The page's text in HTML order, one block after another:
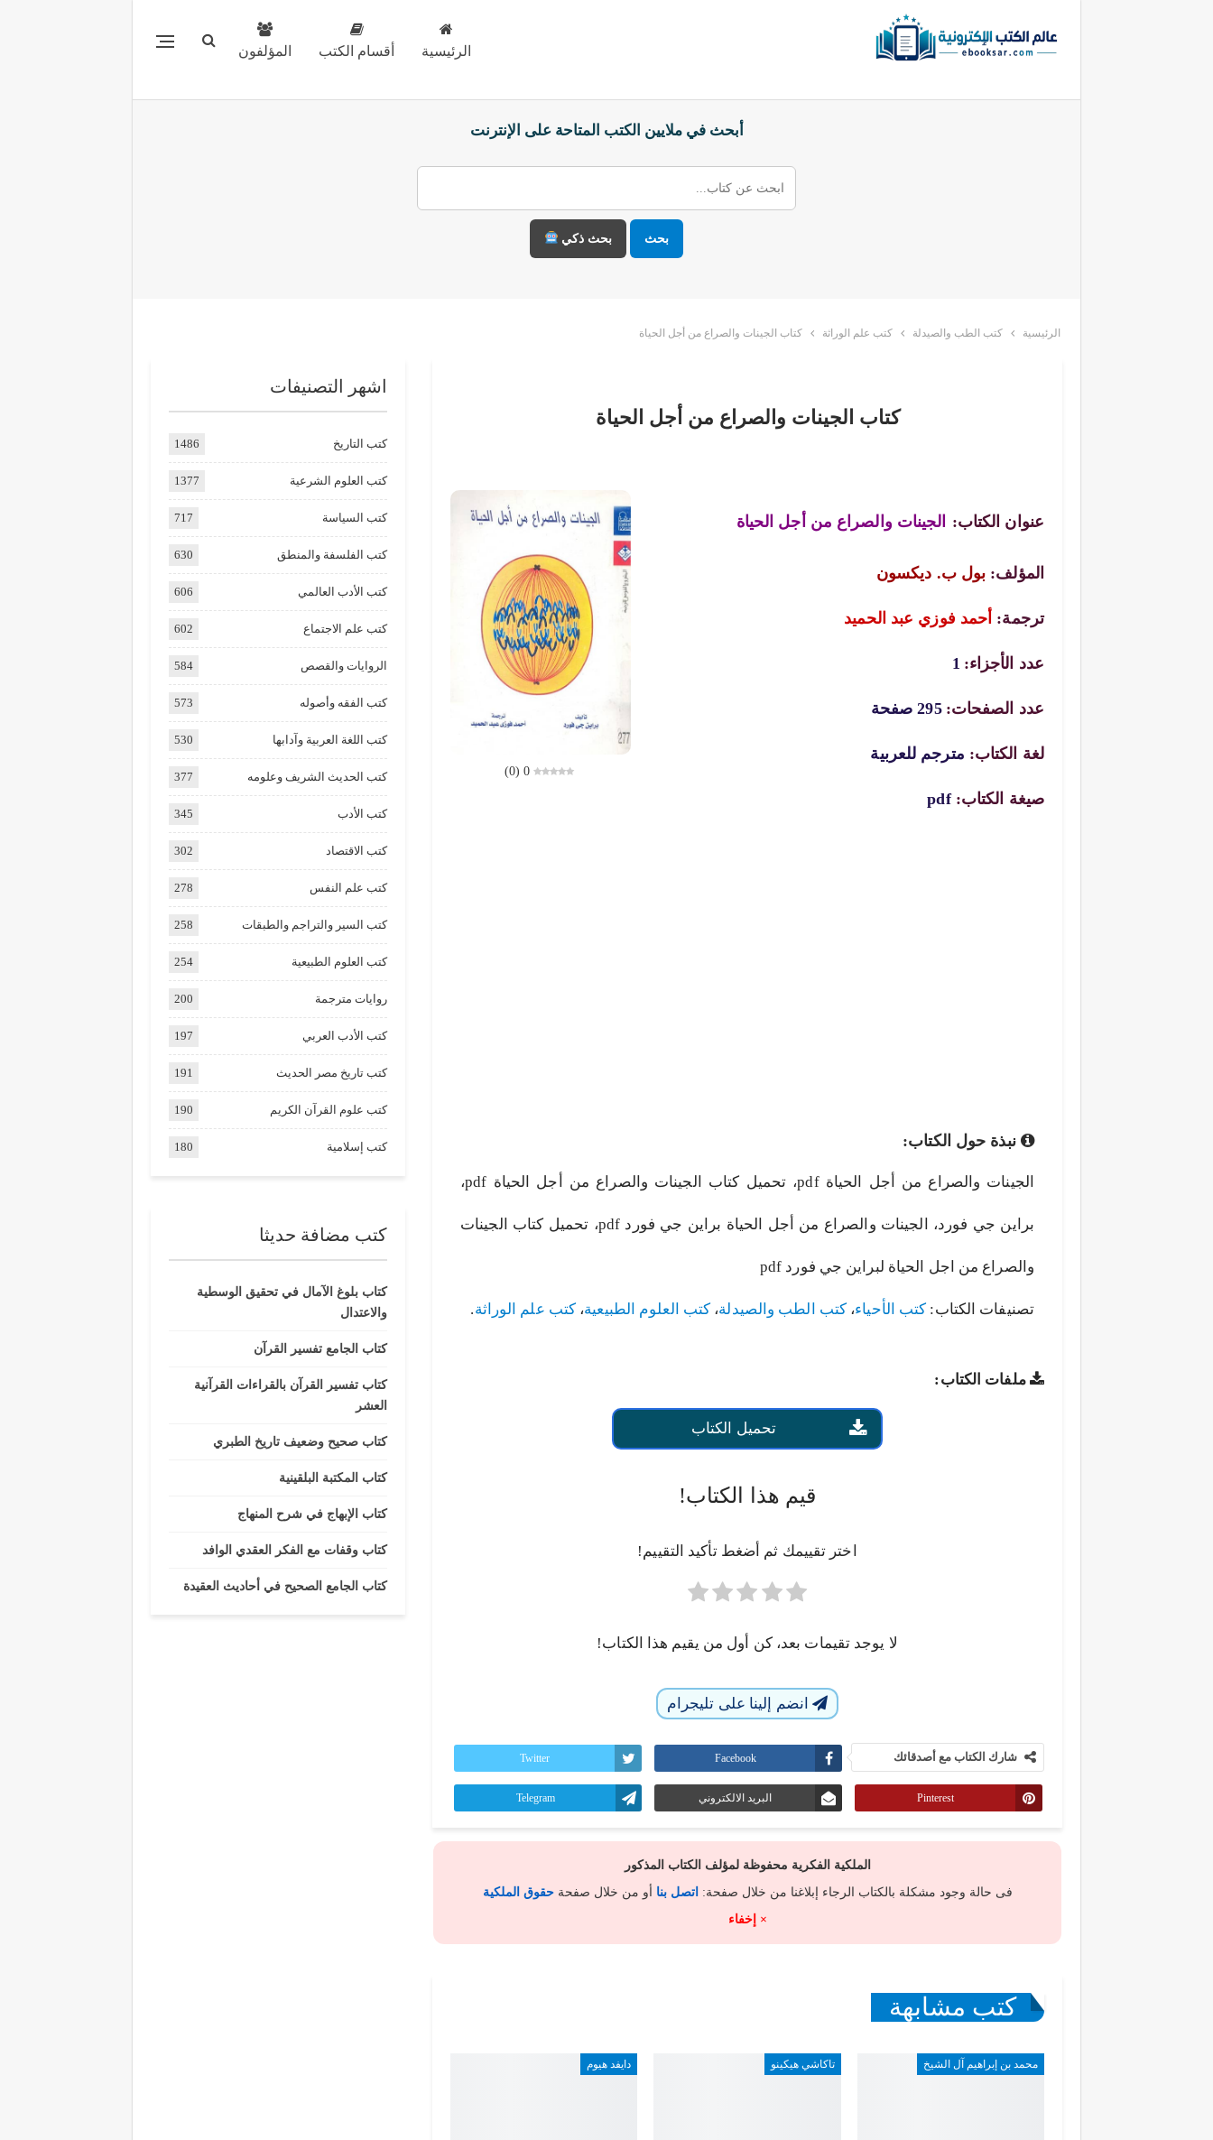
الرئيسية أقسام الكتب المؤلفون
أبحث في ملايين الكتب المتاحة على الإنترنت
بحث بحث ذكي
الرئيسية كتب الطب والصيدلة كتب علم الوراثة كتاب الجينات والصراع من أجل الحياة
كتاب الجينات والصراع من أجل الحياة
0
(
0
)
عنوان الكتاب: الجينات والصراع من أجل الحياة
المؤلف: بول ب. ديكسون
ترجمة: أحمد فوزي عبد الحميد
عدد الأجزاء: 1
عدد الصفحات: 295 صفحة
لغة الكتاب: مترجم للعربية
صيغة الكتاب: pdf
نبذة حول الكتاب:
الجينات والصراع من أجل الحياة pdf، تحميل كتاب الجينات والصراع من أجل الحياة pdf،
براين جي فورد، الجينات والصراع من أجل الحياة براين جي فورد pdf، تحميل كتاب الجينات
والصراع من اجل الحياة لبراين جي فورد pdf
تصنيفات الكتاب: كتب الأحياء، كتب الطب والصيدلة، كتب العلوم الطبيعية، كتب علم الوراثة.
ملفات الكتاب:
تحميل الكتاب
قيم هذا الكتاب!
اختر تقييمك ثم أضغط تأكيد التقييم!
لا يوجد تقيمات بعد، كن أول من يقيم هذا الكتاب!
انضم إلينا على تليجرام
شارك الكتاب مع أصدقائك Facebook
Twitter
Pinterest البريد الالكتروني Telegram
الملكية الفكرية محفوظة لمؤلف الكتاب المذكور
فى حالة وجود مشكلة بالكتاب الرجاء إبلاغنا من خلال صفحة: اتصل بنا أو من خلال صفحةحقوق الملكية
× إخفاء
كتب مشابهة
محمد بن إبراهيم آل الشيخ تاكاشي هيكينو دايفد هيوم
اشهر التصنيفات
كتب التاريخ 1486
كتب العلوم الشرعية 1377
كتب السياسة 717
كتب الفلسفة والمنطق 630
كتب الأدب العالمي 606
كتب علم الاجتماع 602
الروايات والقصص 584
كتب الفقه وأصوله 573
كتب اللغة العربية وآدابها 530
كتب الحديث الشريف وعلومه 377
كتب الأدب 345
كتب الاقتصاد 302
كتب علم النفس 278
كتب السير والتراجم والطبقات 258
كتب العلوم الطبيعية 254
روايات مترجمة 200
كتب الأدب العربي 197
كتب تاريخ مصر الحديث 191
كتب علوم القرآن الكريم 190
كتب إسلامية 180
كتب مضافة حديثا
كتاب بلوغ الآمال في تحقيق الوسطية
والاعتدال
كتاب الجامع تفسير القرآن
كتاب تفسير القرآن بالقراءات القرآنية
العشر
كتاب صحيح وضعيف تاريخ الطبري
كتاب المكتبة البلقينية
كتاب الإبهاج في شرح المنهاج
كتاب وقفات مع الفكر العقدي الوافد
كتاب الجامع الصحيح في أحاديث العقيدة